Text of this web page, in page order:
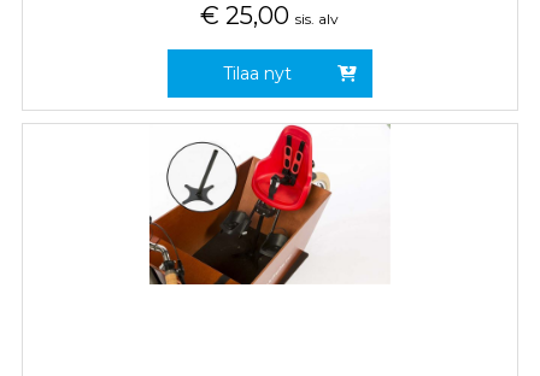
€ 25,00 sis. alv
Tilaa nyt